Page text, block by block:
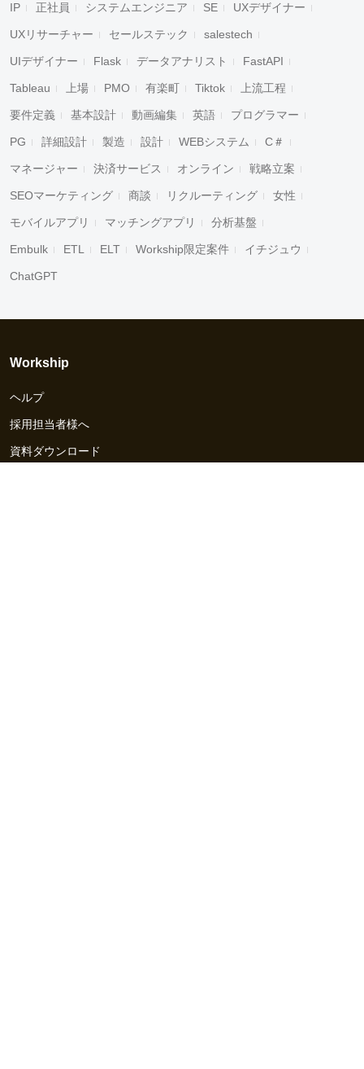
IP 正社員 システムエンジニア SE UXデザイナー
UXリサーチャー セールステック salestech
UIデザイナー Flask データアナリスト FastAPI
Tableau 上場 PMO 有楽町 Tiktok 上流工程
要件定義 基本設計 動画編集 英語 プログラマー
PG 詳細設計 製造 設計 WEBシステム C＃
マネージャー 決済サービス オンライン 戦略立案
SEOマーケティング 商談 リクルーティング 女性
モバイルアプリ マッチングアプリ 分析基盤
Embulk ETL ELT Workship限定案件 イチジュウ
ChatGPT
Workship
ヘルプ
採用担当者様へ
資料ダウンロード